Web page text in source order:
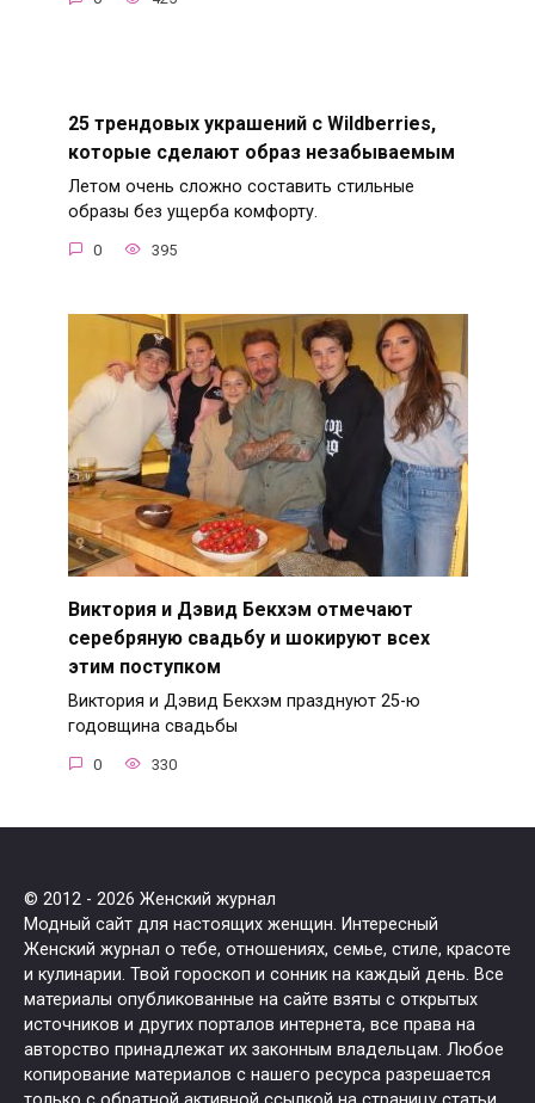
25 трендовых украшений с Wildberries,
которые сделают образ незабываемым
Летом очень сложно составить стильные
образы без ущерба комфорту.
0 395
Виктория и Дэвид Бекхэм отмечают
серебряную свадьбу и шокируют всех
этим поступком
Виктория и Дэвид Бекхэм празднуют 25-ю
годовщина свадьбы
0 330
© 2012 - 2026 Женский журнал
Модный сайт для настоящих женщин. Интересный
Женский журнал о тебе, отношениях, семье, стиле, красоте
и кулинарии. Твой гороскоп и сонник на каждый день. Все
материалы опубликованные на сайте взяты с открытых
источников и других порталов интернета, все права на
авторство принадлежат их законным владельцам. Любое
копирование материалов с нашего ресурса разрешается